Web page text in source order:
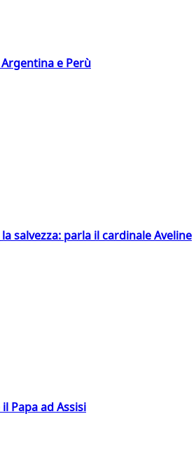
e Perù
salvezza: parla il cardinale Aveline
Papa ad Assisi